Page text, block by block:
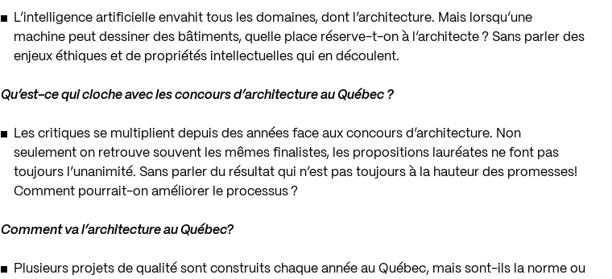
L’intelligence artificielle envahit tous les domaines, dont l’architecture. Mais lorsqu’une
machine peut dessiner des bâtiments, quelle place réserve-t-on à l’architecte ? Sans parler des
enjeux éthiques et de propriétés intellectuelles qui en découlent.
Qu’est-ce qui cloche avec les concours d’architecture au Québec ?
Les critiques se multiplient depuis des années face aux concours d’architecture. Non
seulement on retrouve souvent les mêmes finalistes, les propositions lauréates ne font pas
toujours l’unanimité. Sans parler du résultat qui n’est pas toujours à la hauteur des promesses!
Comment pourrait-on améliorer le processus ?
Comment va l’architecture au Québec?
Plusieurs projets de qualité sont construits chaque année au Québec, mais sont-ils la norme ou